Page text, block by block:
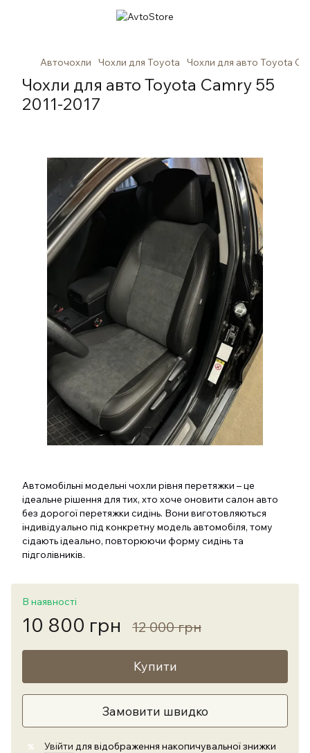
Авточохли Чохли для Toyota Чохли для авто Toyota
Чохли для авто Toyota Camry 55
2011-2017
Автомобільні модельні чохли рівня перетяжки – це
ідеальне рішення для тих, хто хоче оновити салон авто
без дорогої перетяжки сидінь. Вони виготовляються
індивідуально під конкретну модель автомобіля, тому
сідають ідеально, повторюючи форму сидінь та
підголівників.
В наявності
10 800 грн 12 000 грн
Купити
Замовити швидко
% Увійти для відображення накопичувальної знижки